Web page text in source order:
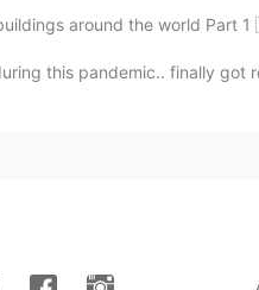
around the world Part
this pandemic.. finally got